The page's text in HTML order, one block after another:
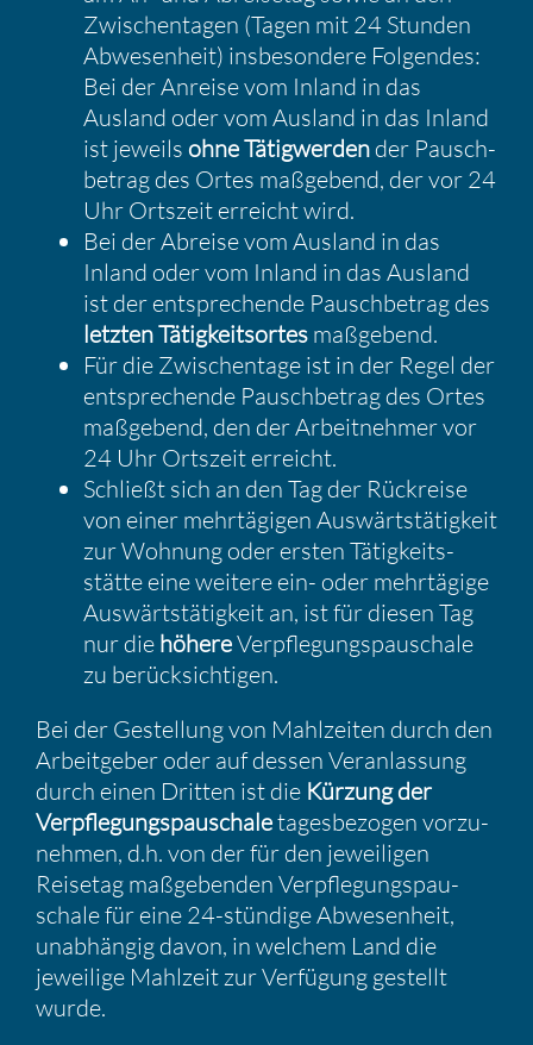
Zwischen­tagen (Tagen mit 24 Stunden
Abwesen­heit) insbe­son­dere Folgendes:
Bei der Anreise vom Inland in das
Ausland oder vom Ausland in das Inland
ist jeweils ohne Tätig­werdender Pausch­
be­trag des Ortes maßge­bend, der vor 24
Uhr Ortszeit erreicht wird.
Bei der Abreise vom Ausland in das
Inland oder vom Inland in das Ausland
ist der entspre­chende Pausch­be­trag des
letzten Tätig­keits­ortes maßge­bend.
Für die Zwischen­tage ist in der Regel der
entspre­chende Pausch­be­trag des Ortes
maßge­bend, den der Arbeit­nehmer vor
24 Uhr Ortszeit erreicht.
Schließt sich an den Tag der Rückreise
von einer mehrtä­gigen Auswärts­tä­tig­keit
zur Wohnung oder ersten Tätig­keits­
stätte eine weitere ein- oder mehrtä­gige
Auswärts­tä­tig­keit an, ist für diesen Tag
nur die höhereVerpfle­gungs­pau­schale
zu berück­sich­tigen.
Bei der Gestel­lung von Mahlzeiten durch den
Arbeit­geber oder auf dessen Veran­las­sung
durch einen Dritten ist die Kürzung der
Verpfle­gungs­pau­schaletages­be­zogen vorzu­
nehmen, d.h. von der für den jewei­ligen
Reisetag maßge­benden Verpfle­gungs­pau­
schale für eine 24-stündige Abwesen­heit,
unabhängig davon, in welchem Land die
jewei­lige Mahlzeit zur Verfü­gung gestellt
wurde.